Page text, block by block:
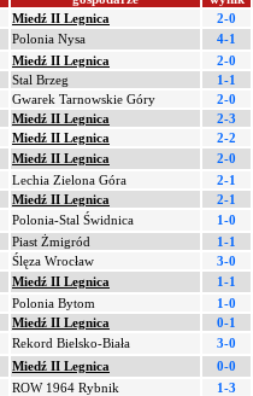
Miedź II Legnica 2-0
Polonia Nysa 4-1
Miedź II Legnica 2-0
Stal Brzeg 1-1
Gwarek Tarnowskie Góry 2-0
Miedź II Legnica 2-3
Miedź II Legnica 2-2
Miedź II Legnica 2-0
Lechia Zielona Góra 2-1
Miedź II Legnica 2-1
Polonia-Stal Świdnica 1-0
Piast Żmigród 1-1
Ślęza Wrocław 3-0
Miedź II Legnica 1-1
Polonia Bytom 1-0
Miedź II Legnica 0-1
Rekord Bielsko-Biała 3-0
Miedź II Legnica 0-0
ROW 1964 Rybnik 1-3